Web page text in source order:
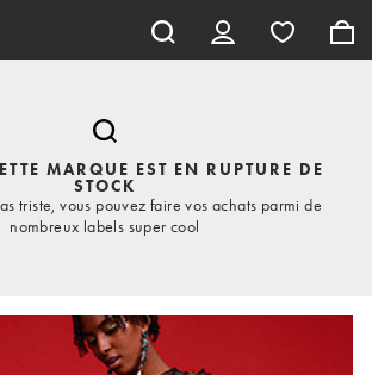
MARQUE EST EN RUPTURE DE
STOCK
triste, vous pouvez faire vos achats parmi de
nombreux labels super cool